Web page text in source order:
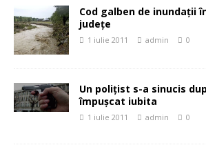
Cod galben de inundaţii
judeţe
1 iulie 2011 admin 0
Un poliţist s-a sinucis
împuşcat iubita
1 iulie 2011 admin 0